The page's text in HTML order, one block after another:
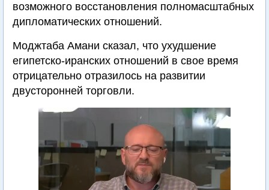
возможного восстановления полномасштабных
дипломатических отношений.
Моджтаба Амани сказал, что ухудшение
египетско-иранских отношений в свое время
отрицательно отразилось на развитии
двусторонней торговли.